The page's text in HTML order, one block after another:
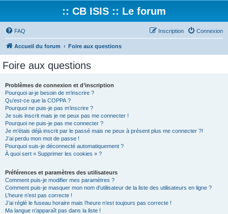
:: CB ISIS :: Le forum
FAQ Connexion
Inscription
Accueil du forum Foire aux questions
Foire aux questions
Problèmes de connexion et d’inscription
Pourquoi ai-je besoin de m’inscrire ?
Qu’est-ce que la COPPA ?
Pourquoi ne puis-je pas m’inscrire ?
Je suis inscrit mais je ne peux pas me connecter !
Pourquoi ne puis-je pas me connecter ?
Je m’étais déjà inscrit par le passé mais ne peux à présent plus me connecter ?!
J’ai perdu mon mot de passe !
Pourquoi suis-je déconnecté automatiquement ?
À quoi sert « Supprimer les cookies » ?
Préférences et paramètres des utilisateurs
Comment puis-je modifier mes paramètres ?
Comment puis-je masquer mon nom d’utilisateur de la liste des utilisateurs en ligne ?
L’heure n’est pas correcte !
J’ai réglé le fuseau horaire mais l’heure n’est toujours pas correcte !
Ma langue n’apparaît pas dans la liste !